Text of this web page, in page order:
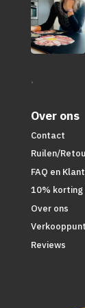
.
Over ons
Contact
Ruilen/
FAQ en
10% korting
Over ons
Reviews